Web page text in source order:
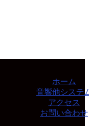
ホーム
音響他システ
アクセス
お問い合わせ